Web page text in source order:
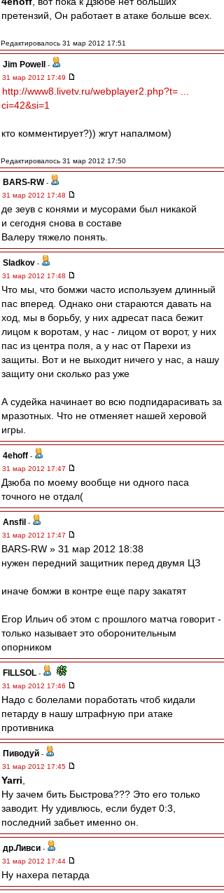
претензий, Он работает в атаке больше всех.
Редактировалось 31 мар 2012 17:51
Jim Powell
-
31 мар 2012 17:49
http://www8.livetv.ru/webplayer2.php?t= ...
ci=42&si=1
кто комментирует?)) жгут напалмом)
Редактировалось 31 мар 2012 17:50
BARS-RW -
31 мар 2012 17:48
де зеув с конями и мусорами был никакой
и сегодня снова в составе
Валеру тяжело понять.
Sladkov -
31 мар 2012 17:48
Что мы, что бомжи часто используем длинный
пас вперед. Однако они стараются давать на
ход, мы в борьбу, у них адресат паса бежит
лицом к воротам, у нас - лицом от ворот, у них
пас из центра поля, а у нас от Парехи из
защиты. Вот и не выходит ничего у нас, а нашу
защиту они сколько раз уже
А судейка начинает во всю подпидарасивать за
мразотных. Что не отменяет нашей херовой
игры.
4ehoff -
31 мар 2012 17:47
Дзюба по моему вообще ни одного паса
точного не отдал(
Ansfil -
31 мар 2012 17:47
BARS-RW » 31 мар 2012 18:38
нужен передний защитник перед двумя ЦЗ
иначе бомжи в контре еще пару закатят
Егор Ильич об этом с прошлого матча говорит -
только называет это оборонительным
опорником
FILLSOL -
31 мар 2012 17:46
Надо с болелами поработать чтоб кидали
петарду в нашу штрафную при атаке
противника
Пиводуй -
31 мар 2012 17:45
Yarri
Ну зачем бить Быстрова??? Это его только
заводит. Ну удивлюсь, если будет 0:3,
последний забьет именно он.
др.Ливси -
31 мар 2012 17:44
Ну нахера петарда